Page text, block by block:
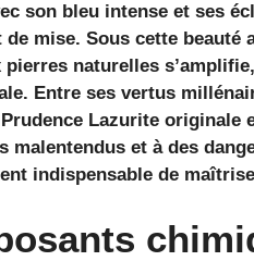
son bleu intense et ses
de mise. Sous cette beauté
naturelles
Entre ses vertus
Prudence Lazurite originale
malentendus et à des
indispensable de